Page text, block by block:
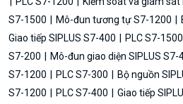
S7-1500
Mô-đun tương tự S7-1200
Giao tiếp SIPLUS S7-400
PLC S7-1500
S7-200
Mô-đun giao diện SIPLUS S7-
S7-1200
PLC S7-300 Bộ nguồn
S7-1200
PLC S7-400 Giao tiếp